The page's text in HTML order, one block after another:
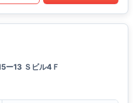
ー13 Ｓビル4Ｆ